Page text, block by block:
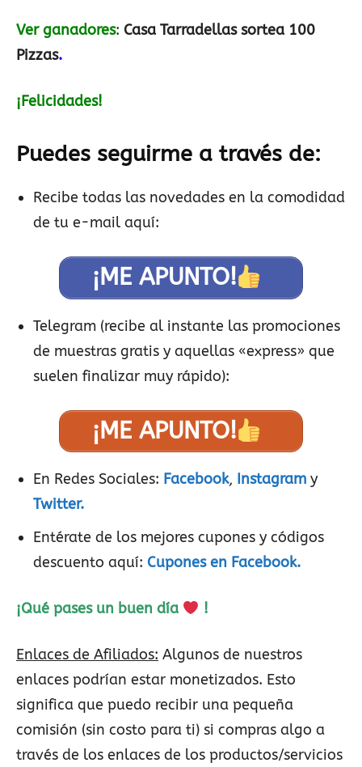
Ver ganadores: Casa Tarradellas sortea 100
Pizzas.
¡Felicidades!
Puedes seguirme a través de:
Recibe todas las novedades en la comodidad
de tu e-mail aquí:
¡ME APUNTO!
Telegram (recibe al instante las promociones
de muestras gratis y aquellas «express» que
suelen finalizar muy rápido):
¡ME APUNTO!
En Redes Sociales: Facebook, Instagram y
Twitter.
Entérate de los mejores cupones y códigos
descuento aquí: Cupones en Facebook.
¡Qué pases un buen día !
Enlaces de Afiliados: Algunos de nuestros
enlaces podrían estar monetizados. Esto
significa que puedo recibir una pequeña
comisión (sin costo para ti) si compras algo a
través de los enlaces de los productos/servicios